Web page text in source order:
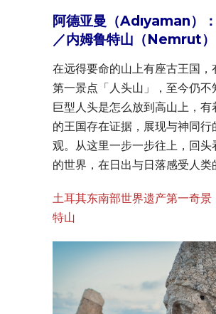
阿德亚曼（Adıyaman）
／内姆鲁特山（Nemrut）
在远得要命的山上有座古王国，
第一景点「人头山」，至今仍不
巨型人头是怎么放到高山上，有
的王国存在证据，展现与神同行
观。从这里一步一步往上，回头
的世界，在日出与日落感受人类
土耳其东南部世界遗产第一奇景
特山